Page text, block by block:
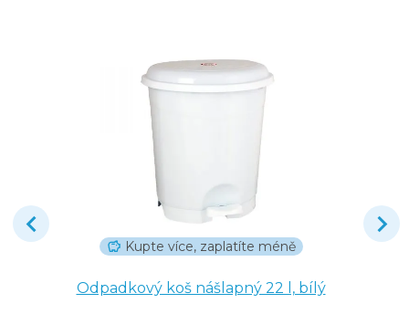
Kupte více, zaplatíte méně
Odpadkový koš nášlapný 22 l, bílý